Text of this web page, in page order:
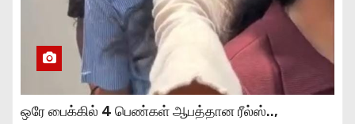
ஒரே பைக்கில் 4 பெண்கள் ஆபத்தான ரீல்ஸ்..,